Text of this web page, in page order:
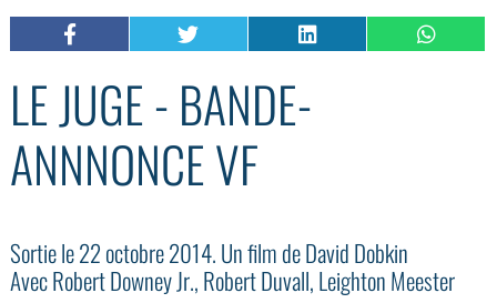
LE JUGE - BANDE-
ANNNONCE VF
Sortie le 22 octobre 2014. Un film de David Dobkin
Avec Robert Downey Jr., Robert Duvall, Leighton Meester